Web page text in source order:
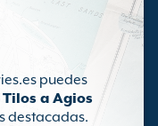
puedes
Tilos a Agios
destacadas.